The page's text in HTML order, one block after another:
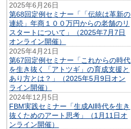
2025年6月26日
第68回定例セミナー「「伝統は革新の
連続」年商１００万円からの老舗のリ
スタートについて」（2025年7月7日
オンライン開催）
2025年4月21日
第67回定例セミナー「これからの時代
を生き抜く「アトツギ」の育成支援と
あり方とは？」（2025年5月9日オン
ライン開催）
2024年12月5日
FBM実践セミナー「生成AI時代を生き
抜くためのアート思考」（1月11日オ
ンライン開催）